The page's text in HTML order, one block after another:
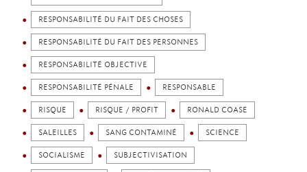
RESPONSABILITÉ DU FAIT DES CHOSES
RESPONSABILITÉ DU FAIT DES PERSONNES
RESPONSABILITÉ OBJECTIVE
RESPONSABILITÉ PÉNALE RESPONSABLE
RISQUE RISQUE / PROFIT RONALD COASE
SALEILLES SANG CONTAMINÉ SCIENCE
SOCIALISME SUBJECTIVISATION